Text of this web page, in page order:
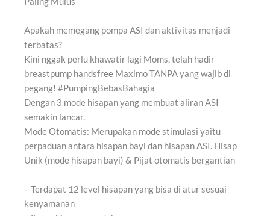
Apakah memegang pompa ASI dan aktivitas menjadi
terbatas?
Kini nggak perlu khawatir lagi Moms, telah hadir
breastpump handsfree Maximo TANPA yang wajib di
pegang! #PumpingBebasBahagia
Dengan 3 mode hisapan yang membuat aliran ASI
semakin lancar.
Mode Otomatis: Merupakan mode stimulasi yaitu
perpaduan antara hisapan bayi dan hisapan ASI. Hisap
Unik (mode hisapan bayi) & Pijat otomatis bergantian
– Terdapat 12 level hisapan yang bisa di atur sesuai
kenyamanan